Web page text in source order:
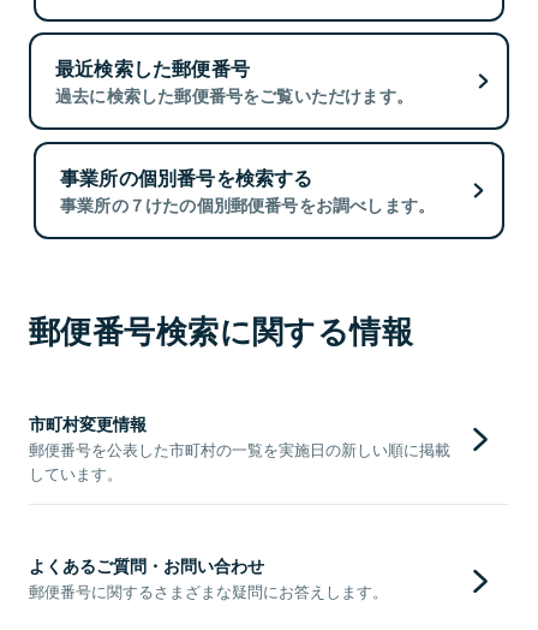
最近検索した郵便番号
過去に検索した郵便番号をご覧いただけます。
事業所の個別番号を検索する
事業所の７けたの個別郵便番号をお調べします。
郵便番号検索に関する情報
市町村変更情報
郵便番号を公表した市町村の一覧を実施日の新しい順に掲載
しています。
よくあるご質問・お問い合わせ
郵便番号に関するさまざまな疑問にお答えします。